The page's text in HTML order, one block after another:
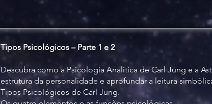
Tipos Psicológicos – Parte 1 e 2
Descubra como a Psicologia Analítica de Carl Jung e a
estrutura da personalidade e aprofundar a leitura
Tipos Psicológicos de Carl Jung.